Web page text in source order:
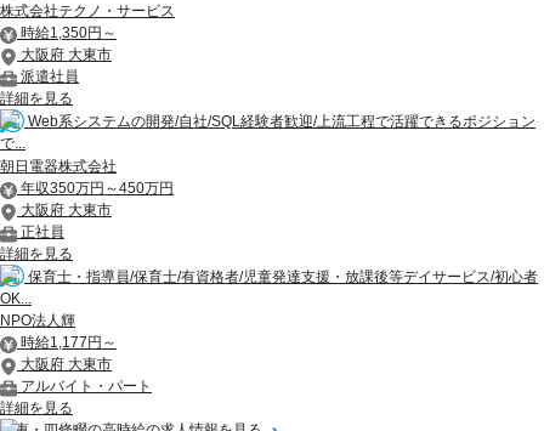
株式会社テクノ・サービス
時給1,350円～
大阪府 大東市
派遣社員
詳細を見る
Web系システムの開発/自社/SQL経験者歓迎/上流工程で活躍できるポジション
で...
朝日電器株式会社
年収350万円～450万円
大阪府 大東市
正社員
詳細を見る
保育士・指導員/保育士/有資格者/児童発達支援・放課後等デイサービス/初心者
OK...
NPO法人輝
時給1,177円～
大阪府 大東市
アルバイト・パート
詳細を見る